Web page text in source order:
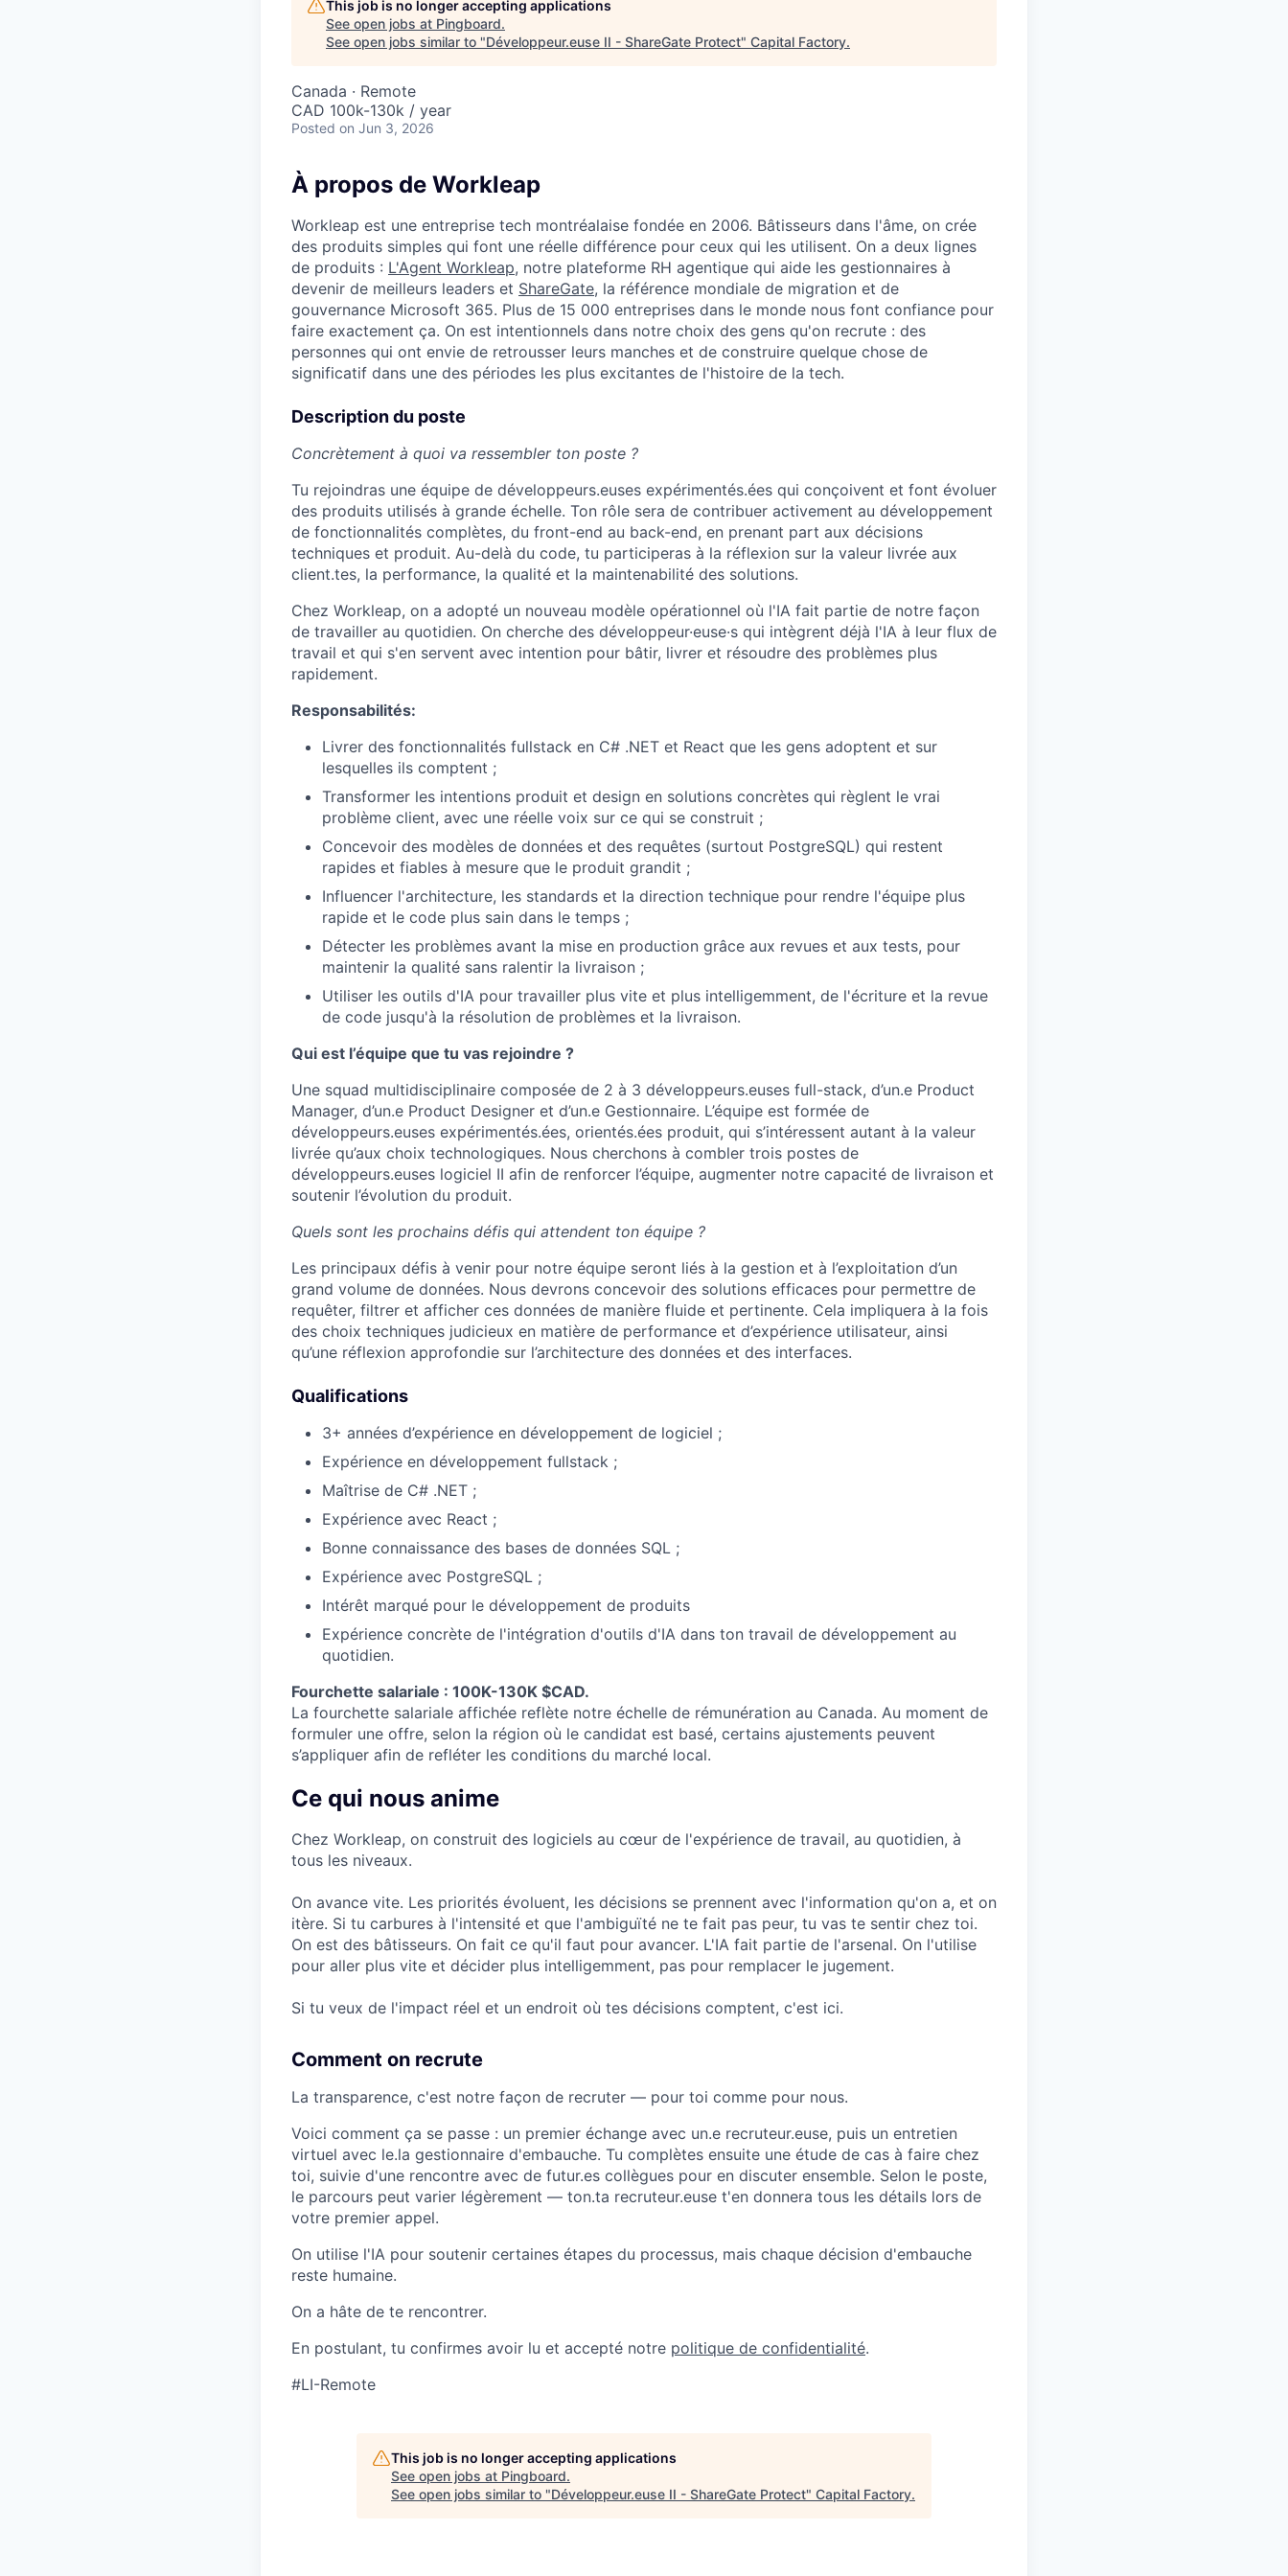
This job is no longer accepting applications
See open jobs at Pingboard.
See open jobs similar to "Développeur.euse II - ShareGate Protect" Capital Factory.
Canada · Remote
CAD 100k-130k / year
Posted on Jun 3, 2026
À propos de Workleap
Workleap est une entreprise tech montréalaise fondée en 2006. Bâtisseurs dans l'âme, on crée
des produits simples qui font une réelle différence pour ceux qui les utilisent. On a deux lignes
de produits : L'Agent Workleap, notre plateforme RH agentique qui aide les gestionnaires à
devenir de meilleurs leaders et ShareGate, la référence mondiale de migration et de
gouvernance Microsoft 365. Plus de 15 000 entreprises dans le monde nous font confiance pour
faire exactement ça. On est intentionnels dans notre choix des gens qu'on recrute : des
personnes qui ont envie de retrousser leurs manches et de construire quelque chose de
significatif dans une des périodes les plus excitantes de l'histoire de la tech.
Description du poste
Concrètement à quoi va ressembler ton poste ?
Tu rejoindras une équipe de développeurs.euses expérimentés.ées qui conçoivent et font évoluer
des produits utilisés à grande échelle. Ton rôle sera de contribuer activement au développement
de fonctionnalités complètes, du front-end au back-end, en prenant part aux décisions
techniques et produit. Au-delà du code, tu participeras à la réflexion sur la valeur livrée aux
client.tes, la performance, la qualité et la maintenabilité des solutions.
Chez Workleap, on a adopté un nouveau modèle opérationnel où l'IA fait partie de notre façon
de travailler au quotidien. On cherche des développeur·euse·s qui intègrent déjà l'IA à leur flux de
travail et qui s'en servent avec intention pour bâtir, livrer et résoudre des problèmes plus
rapidement.
Responsabilités:
Livrer des fonctionnalités fullstack en C# .NET et React que les gens adoptent et sur
lesquelles ils comptent ;
Transformer les intentions produit et design en solutions concrètes qui règlent le vrai
problème client, avec une réelle voix sur ce qui se construit ;
Concevoir des modèles de données et des requêtes (surtout PostgreSQL) qui restent
rapides et fiables à mesure que le produit grandit ;
Influencer l'architecture, les standards et la direction technique pour rendre l'équipe plus
rapide et le code plus sain dans le temps ;
Détecter les problèmes avant la mise en production grâce aux revues et aux tests, pour
maintenir la qualité sans ralentir la livraison ;
Utiliser les outils d'IA pour travailler plus vite et plus intelligemment, de l'écriture et la revue
de code jusqu'à la résolution de problèmes et la livraison.
Qui est l’équipe que tu vas rejoindre ?
Une squad multidisciplinaire composée de 2 à 3 développeurs.euses full-stack, d’un.e Product
Manager, d’un.e Product Designer et d’un.e Gestionnaire. L’équipe est formée de
développeurs.euses expérimentés.ées, orientés.ées produit, qui s’intéressent autant à la valeur
livrée qu’aux choix technologiques. Nous cherchons à combler trois postes de
développeurs.euses logiciel II afin de renforcer l’équipe, augmenter notre capacité de livraison et
soutenir l’évolution du produit.
Quels sont les prochains défis qui attendent ton équipe ?
Les principaux défis à venir pour notre équipe seront liés à la gestion et à l’exploitation d’un
grand volume de données. Nous devrons concevoir des solutions efficaces pour permettre de
requêter, filtrer et afficher ces données de manière fluide et pertinente. Cela impliquera à la fois
des choix techniques judicieux en matière de performance et d’expérience utilisateur, ainsi
qu’une réflexion approfondie sur l’architecture des données et des interfaces.
Qualifications
3+ années d’expérience en développement de logiciel ;
Expérience en développement fullstack ;
Maîtrise de C# .NET ;
Expérience avec React ;
Bonne connaissance des bases de données SQL ;
Expérience avec PostgreSQL ;
Intérêt marqué pour le développement de produits
Expérience concrète de l'intégration d'outils d'IA dans ton travail de développement au
quotidien.
Fourchette salariale : 100K-130K $CAD.
La fourchette salariale affichée reflète notre échelle de rémunération au Canada. Au moment de
formuler une offre, selon la région où le candidat est basé, certains ajustements peuvent
s’appliquer afin de refléter les conditions du marché local.
Ce qui nous anime
Chez Workleap, on construit des logiciels au cœur de l'expérience de travail, au quotidien, à
tous les niveaux.
On avance vite. Les priorités évoluent, les décisions se prennent avec l'information qu'on a, et on
itère. Si tu carbures à l'intensité et que l'ambiguïté ne te fait pas peur, tu vas te sentir chez toi.
On est des bâtisseurs. On fait ce qu'il faut pour avancer. L'IA fait partie de l'arsenal. On l'utilise
pour aller plus vite et décider plus intelligemment, pas pour remplacer le jugement.
Si tu veux de l'impact réel et un endroit où tes décisions comptent, c'est ici.
Comment on recrute
La transparence, c'est notre façon de recruter — pour toi comme pour nous.
Voici comment ça se passe : un premier échange avec un.e recruteur.euse, puis un entretien
virtuel avec le.la gestionnaire d'embauche. Tu complètes ensuite une étude de cas à faire chez
toi, suivie d'une rencontre avec de futur.es collègues pour en discuter ensemble. Selon le poste,
le parcours peut varier légèrement — ton.ta recruteur.euse t'en donnera tous les détails lors de
votre premier appel.
On utilise l'IA pour soutenir certaines étapes du processus, mais chaque décision d'embauche
reste humaine.
On a hâte de te rencontrer.
En postulant, tu confirmes avoir lu et accepté notre politique de confidentialité.
#LI-Remote
This job is no longer accepting applications
See open jobs at Pingboard.
See open jobs similar to "Développeur.euse II - ShareGate Protect" Capital Factory.